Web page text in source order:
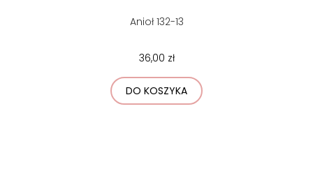
Anioł 132-13
36,00 zł
DO KOSZYKA